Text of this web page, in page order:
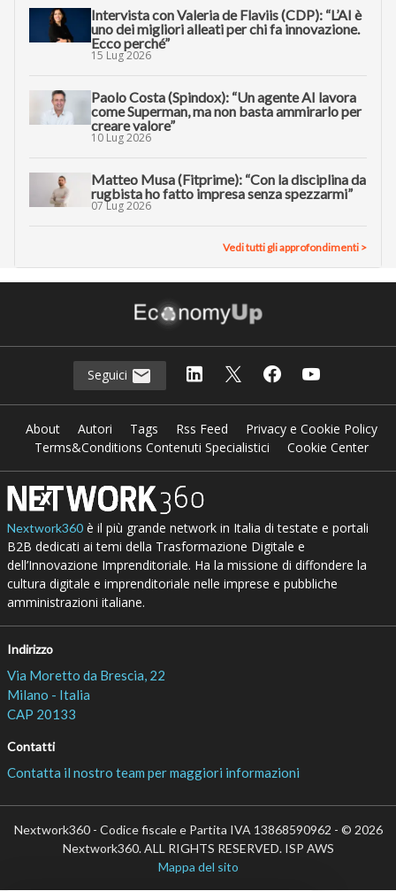
Intervista con Valeria de Flaviis (CDP): “L’AI è
uno dei migliori alleati per chi fa innovazione.
Ecco perché”
15 Lug 2026
Paolo Costa (Spindox): “Un agente AI lavora
come Superman, ma non basta ammirarlo per
creare valore”
10 Lug 2026
Matteo Musa (Fitprime): “Con la disciplina da
rugbista ho fatto impresa senza spezzarmi”
07 Lug 2026
Vedi tutti gli approfondimenti >
Seguici
About Autori Tags Rss Feed
Privacy e Cookie Policy
Terms&Conditions Contenuti Specialistici
Cookie Center
Nextwork360è il più grande network in Italia di testate e portali
B2B dedicati ai temi della Trasformazione Digitale e
dell’Innovazione Imprenditoriale. Ha la missione di diffondere la
cultura digitale e imprenditoriale nelle imprese e pubbliche
amministrazioni italiane.
Indirizzo
Via Moretto da Brescia, 22
Milano - Italia
CAP 20133
Contatti
Contatta il nostro team per maggiori informazioni
Nextwork360 - Codice fiscale e Partita IVA 13868590962 - © 2026
Nextwork360. ALL RIGHTS RESERVED. ISP AWS
Mappa del sito